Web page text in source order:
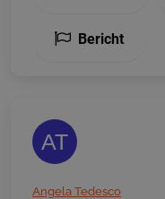
Bericht
AT
Angela Tedesco